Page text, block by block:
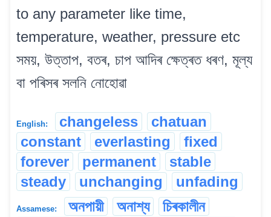
to any parameter like time,
temperature, weather, pressure etc
সময়, উত্তাপ, বতৰ, চাপ আদিৰ ক্ষেত্ৰত ধৰণ, মূল্য
বা পৰিসৰ সলনি নোহোৱা
English: changeless
chatuan
constant
everlasting
fixed
forever
permanent
stable
steady
unchanging unfading
Assamese: অনপায়ী অনাশ্য
চিৰকালীন